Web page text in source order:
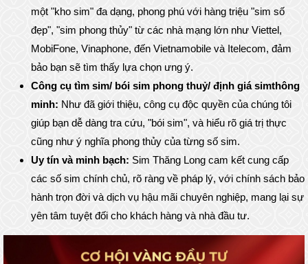
một "kho sim" đa dạng, phong phú với hàng triệu "sim số
đẹp", "sim phong thủy" từ các nhà mạng lớn như Viettel,
MobiFone, Vinaphone, đến Vietnamobile và Itelecom, đảm
bảo bạn sẽ tìm thấy lựa chọn ưng ý.
Công cụ tìm sim/ bói sim phong thuỷ/ định giá simthông
minh: Như đã giới thiệu, công cụ độc quyền của chúng tôi
giúp bạn dễ dàng tra cứu, "bói sim", và hiểu rõ giá trị thực
cũng như ý nghĩa phong thủy của từng số sim.
Uy tín và minh bạch: Sim Thăng Long cam kết cung cấp
các số sim chính chủ, rõ ràng về pháp lý, với chính sách bảo
hành trọn đời và dịch vụ hậu mãi chuyên nghiệp, mang lại sự
yên tâm tuyệt đối cho khách hàng và nhà đầu tư.